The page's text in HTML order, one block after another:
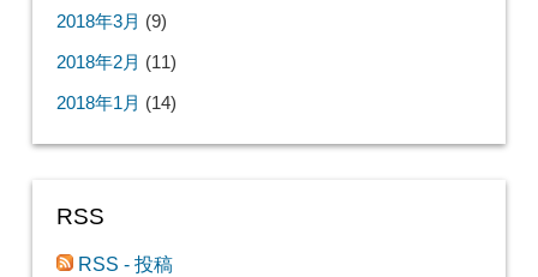
2018年3月 (9)
2018年2月 (11)
2018年1月 (14)
RSS
RSS - 投稿